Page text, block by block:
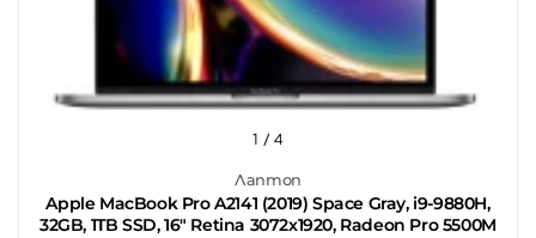
Лаптоп
Apple MacBook Pro A2141 (2019) Space Gray, i9-9880H,
32GB, 1TB SSD, 16" Retina 3072x1920, Radeon Pro 5500M
1 / 4